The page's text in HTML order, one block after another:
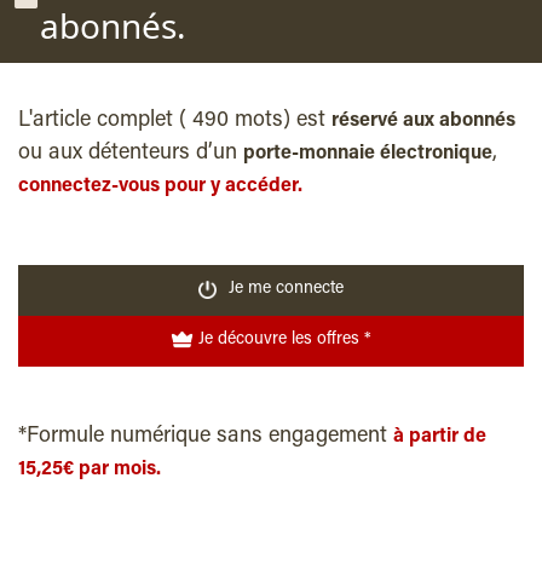
abonnés.
L'article complet ( 490 mots) est réservé aux abonnés
ou aux détenteurs d’un porte-monnaie électronique,
connectez-vous pour y accéder.
Je me connecte
Je découvre les offres *
*Formule numérique sans engagement à partir de
15,25€ par mois.